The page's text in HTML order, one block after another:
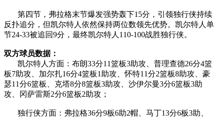
第四节，弗拉格末节爆发强势轰下15分，引领独行侠持续
反扑追分，但凯尔特人依然保持两位数领先优势。凯尔特人单
节24-33被追回9分，最终凯尔特人110-100战胜独行侠。
双方球员数据：
凯尔特人方面：布朗33分11篮板3助攻、普理查德26分4篮
板7助攻、加尔扎16分4篮板1助攻、怀特11分2篮板8助攻、豪
瑟11分6篮板、克塔8分8篮板3助攻、沙伊尔曼3分6篮板3助
攻、冈萨雷斯2分6篮板2助攻；
独行侠方面：弗拉格36分9板6助2帽、马丁13分6板3助、